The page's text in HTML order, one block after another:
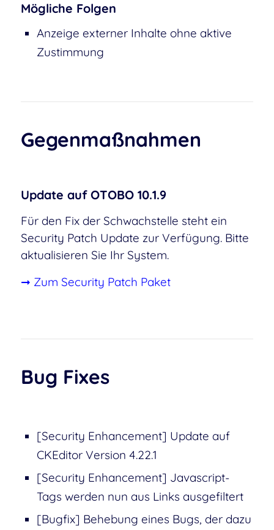
Mögliche Folgen
Anzeige externer Inhalte ohne aktive
Zustimmung
Gegenmaßnahmen
Update auf OTOBO 10.1.9
Für den Fix der Schwachstelle steht ein
Security Patch Update zur Verfügung. Bitte
aktualisieren Sie Ihr System.
➞ Zum Security Patch Paket
Bug Fixes
[Security Enhancement] Update auf
CKEditor Version 4.22.1
[Security Enhancement] Javascript-
Tags werden nun aus Links ausgefiltert
[Bugfix] Behebung eines Bugs, der dazu